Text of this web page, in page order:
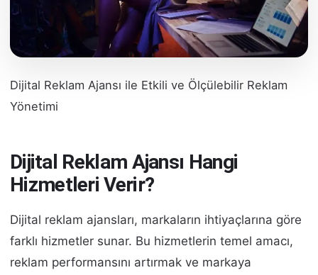
Dijital Reklam Ajansı ile Etkili ve Ölçülebilir Reklam
Yönetimi
Dijital Reklam Ajansı Hangi
Hizmetleri Verir?
Dijital reklam ajansları, markaların ihtiyaçlarına göre
farklı hizmetler sunar. Bu hizmetlerin temel amacı,
reklam performansını artırmak ve markaya